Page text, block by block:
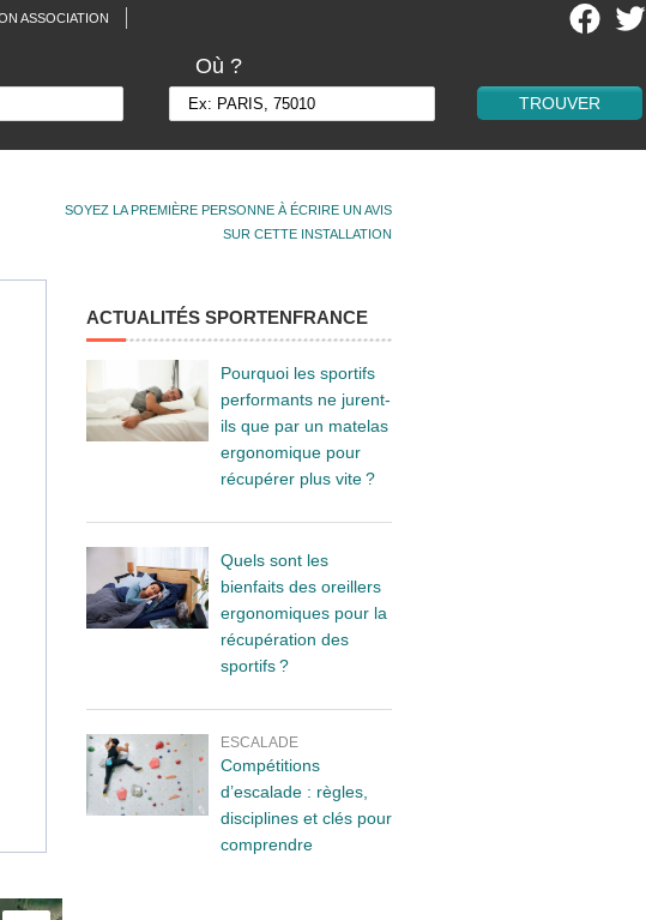
ASSOCIATION
Où ?
SOYEZ LA PREMIÈRE PERSONNE À ÉCRIRE UN AVIS
SUR CETTE INSTALLATION
ACTUALITÉS SPORTENFRANCE
Pourquoi les sportifs
performants ne jurent-
ils que par un matelas
ergonomique pour
récupérer plus vite ?
Quels sont les
bienfaits des oreillers
ergonomiques pour la
récupération des
sportifs ?
ESCALADE
Compétitions
d’escalade : règles,
disciplines et clés pour
comprendre